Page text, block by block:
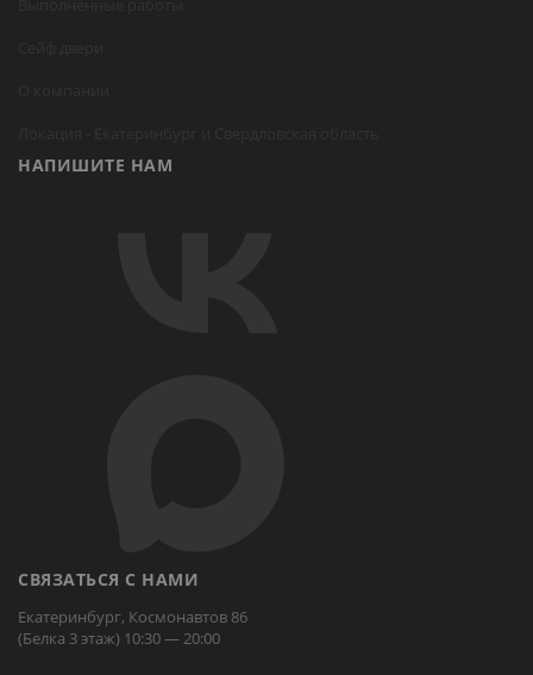
НАПИШИТЕ НАМ
СВЯЗАТЬСЯ С НАМИ
Екатеринбург, Космонавтов 86
(Белка 3 этаж) 10:30 — 20:00